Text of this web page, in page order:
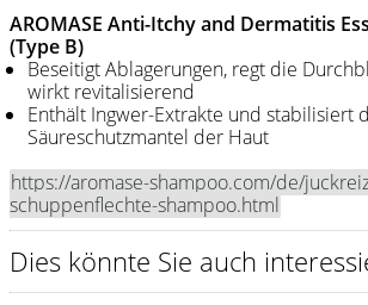
Y.S. Park
Werkzeugtaschen
e-kwip
Joewell
Shampoo
Aromase Salon-Pro
AROMASE Anti-Itchy and Dermatitis
(Type B)
Beseitigt Ablagerungen, regt die
wirkt revitalisierend
Enthält Ingwer-Extrakte und stabilisiert
Säureschutzmantel der Haut
https://aromase-shampoo.com/de/
schuppenflechte-shampoo.html
Dies könnte Sie auch